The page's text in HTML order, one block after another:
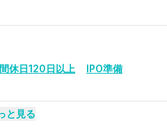
休日120日以上
IPO準備
と見る